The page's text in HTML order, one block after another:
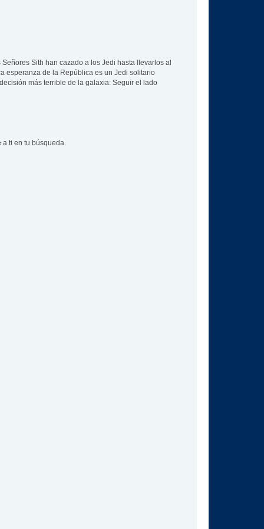
Sith han cazado a los Jedi hasta llevarlos al
esperanza de la República es un Jedi solitario
más terrible de la galaxia: Seguir el lado
a ti en tu búsqueda.